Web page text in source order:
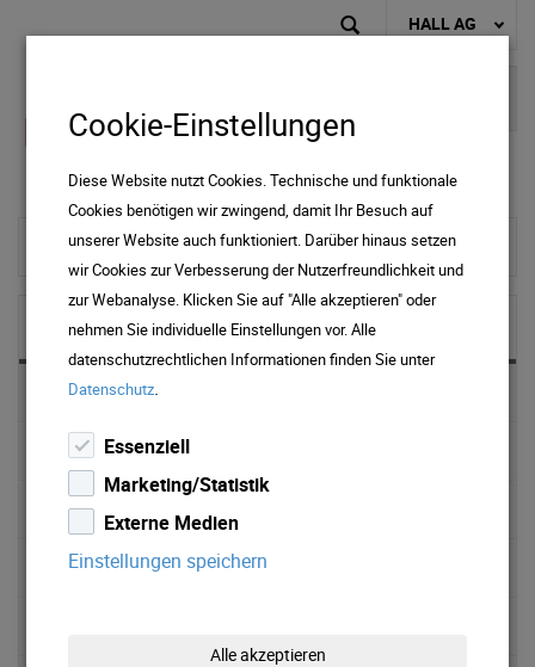
HALL AG
zur Startseite
NEWS & MEDIA
News 2025
News 2024
News 2023
News 2022
Cookie-Einstellungen
Diese Website nutzt Cookies. Technische und funktionale
Cookies benötigen wir zwingend, damit Ihr Besuch auf
unserer Website auch funktioniert. Darüber hinaus setzen
wir Cookies zur Verbesserung der Nutzerfreundlichkeit und
zur Webanalyse. Klicken Sie auf "Alle akzeptieren" oder
nehmen Sie individuelle Einstellungen vor. Alle
datenschutzrechtlichen Informationen finden Sie unter
Datenschutz.
Essenziell
Marketing/Statistik
Externe Medien
Einstellungen speichern
Alle akzeptieren